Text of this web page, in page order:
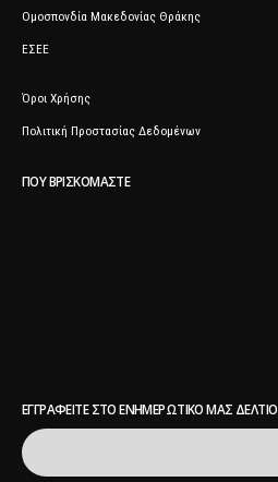
Ομοσπονδία Μακεδονίας Θράκης
ΕΣΕΕ
Όροι Χρήσης
Πολιτική Προστασίας Δεδομένων
ΠΟΥ ΒΡΙΣΚΌΜΑΣΤΕ
ΕΓΓΡΑΦΕΊΤΕ ΣΤΟ ΕΝΗΜΕΡΩΤΙΚΌ ΜΑΣ ΔΕΛΤΊΟ